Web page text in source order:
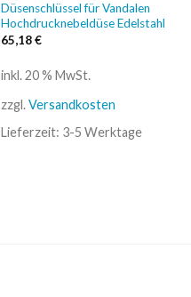
Düsenschlüssel für Vandalen
Hochdrucknebeldüse Edelstahl
65,18€
inkl. 20 % MwSt.
zzgl.Versandkosten
Lieferzeit: 3-5 Werktage